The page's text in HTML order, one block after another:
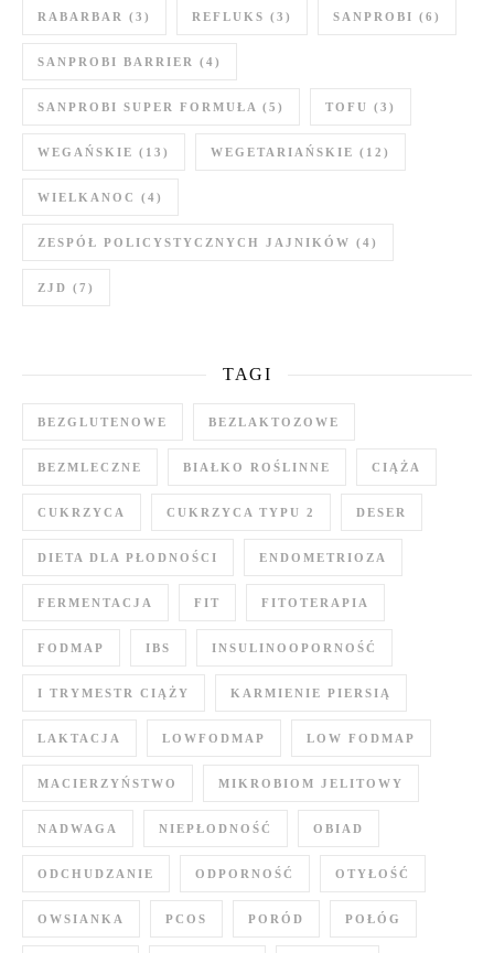
RABARBAR (3) REFLUKS (3) SANPROBI (6)
SANPROBI BARRIER (4)
SANPROBI SUPER FORMUŁA (5) TOFU (3)
WEGAŃSKIE (13) WEGETARIAŃSKIE (12)
WIELKANOC (4)
ZESPÓŁ POLICYSTYCZNYCH JAJNIKÓW (4)
ZJD (7)
TAGI
BEZGLUTENOWE BEZLAKTOZOWE
BEZMLECZNE BIAŁKO ROŚLINNE CIĄŻA
CUKRZYCA CUKRZYCA TYPU 2 DESER
DIETA DLA PŁODNOŚCI ENDOMETRIOZA
FERMENTACJA FIT FITOTERAPIA
FODMAP IBS INSULINOOPORNOŚĆ
I TRYMESTR CIĄŻY KARMIENIE PIERSIĄ
LAKTACJA LOWFODMAP LOW FODMAP
MACIERZYŃSTWO MIKROBIOM JELITOWY
NADWAGA NIEPŁODNOŚĆ OBIAD
ODCHUDZANIE ODPORNOŚĆ OTYŁOŚĆ
OWSIANKA PCOS PORÓD POŁÓG